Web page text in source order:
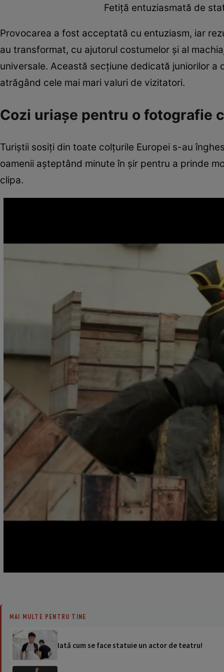
Fetiță entuziasmată de
Provocarea a fost acceptată cu entuziasm, iar
au transformat, cu ajutorul costumelor și al
universale. Această secțiune dedicată juniorilor
atrăgând cele mai mari valuri de vizitatori.
Cozi uriașe pentru o fotografie
Turiștii sosiți din toate colțurile Europei s-au
oamenii așteptând minute în șir pentru a prinde
clipa.
MAI MULTE PENTRU TINE
Iată cum se face statuie un actor de teatru!